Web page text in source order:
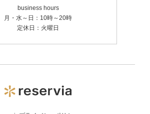
business hours
月・水～日：10時～20時
定休日：火曜日